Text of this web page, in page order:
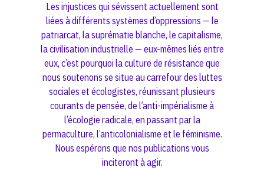
Les injustices qui sévissent actuellement sont
liées à différents systèmes d’oppressions — le
patriarcat, la suprématie blanche, le capitalisme,
la civilisation industrielle — eux-mêmes liés entre
eux, c’est pourquoi la culture de résistance que
nous soutenons se situe au carrefour des luttes
sociales et écologistes, réunissant plusieurs
courants de pensée, de l’anti-impérialisme à
l’écologie radicale, en passant par la
permaculture, l’anticolonialisme et le féminisme.
Nous espérons que nos publications vous
inciteront à agir.